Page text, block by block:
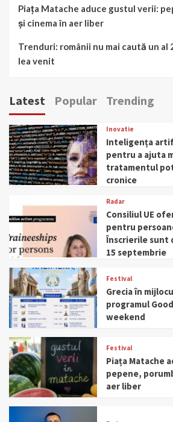
Piața Matache aduce gustul verii:
și cinema în aer liber
Trenduri: românii nu mai caută un al
lea venit
Latest Popular Trending
Inovatie
Inteligența
pentru a ajuta
tratamentul
cronice
Radar
Consiliul UE
pentru
Înscrierile sunt
15 septembrie
Festival
Grecia în
programul Good
weekend
Festival
Piața Matache
pepene,
aer liber